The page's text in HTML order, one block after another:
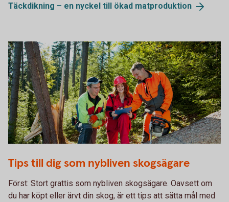
Täckdikning – en nyckel till ökad matproduktion
Tips till dig som nybliven skogsägare
Först: Stort grattis som nybliven skogsägare. Oavsett om
du har köpt eller ärvt din skog, är ett tips att sätta mål med